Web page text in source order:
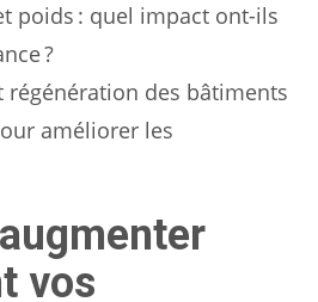
poids : quel impact ont-ils
?
régénération des bâtiments
améliorer les
vos